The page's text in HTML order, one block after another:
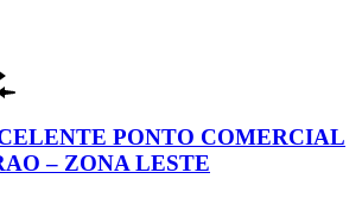
PONTO COMERCIAL
– ZONA LESTE